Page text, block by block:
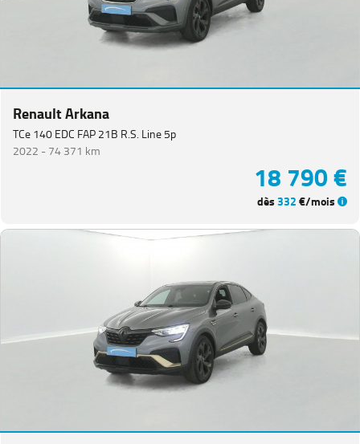
Renault Arkana
TCe 140 EDC FAP 21B R.S. Line 5p
2022 -74 371 km
18 790 €
dès332€/mois